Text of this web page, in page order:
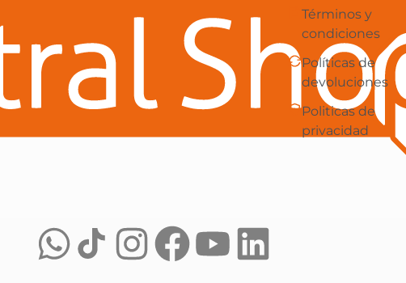
Términos y
condiciones
Políticas de
devoluciones
Politicas de
privacidad